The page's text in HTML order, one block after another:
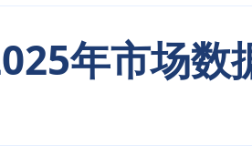
年市场数